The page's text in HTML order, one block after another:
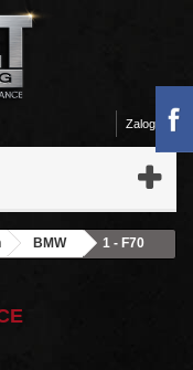
Zaloguj się
BMW
1 - F70